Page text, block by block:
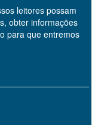
leitores possam
obter informações
para que entremos